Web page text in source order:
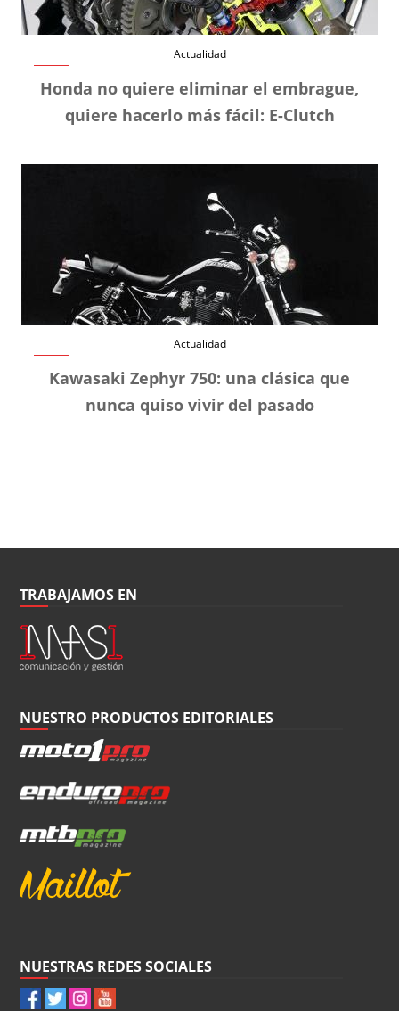
Actualidad
Honda no quiere eliminar el embrague,
quiere hacerlo más fácil: E-Clutch
Actualidad
Kawasaki Zephyr 750: una clásica que
nunca quiso vivir del pasado
TRABAJAMOS EN
NUESTRO PRODUCTOS EDITORIALES
NUESTRAS REDES SOCIALES